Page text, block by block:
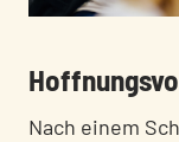
:
Nach einem